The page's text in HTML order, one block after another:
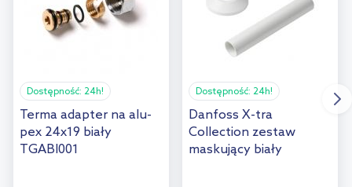
Dostępność: 24h!
Terma adapter na alu-
pex 24x19 biały
TGABI001
Dostępność: 24h!
Danfoss X-tra
Collection zestaw
maskujący biały